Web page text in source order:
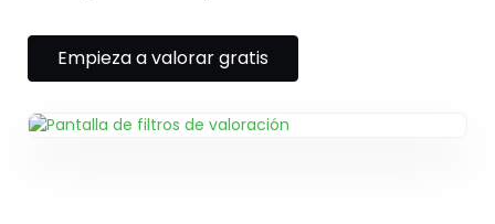
Empieza a valorar gratis